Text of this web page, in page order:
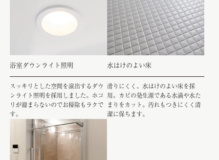
浴室ダウンライト照明
スッキリとした空間を演出するダウ
ンライト照明を採用しました。ホコ
リが溜まらないのでお掃除もラクで
す。
水はけのよい床
滑りにくく、水はけのよい床を採
用。カビの発生源である水滴や水た
まりをカット。汚れもつきにくく清
潔に保ちます。